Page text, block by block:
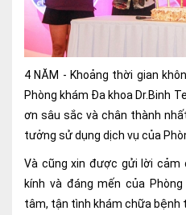
Nội
Ngoại
Sản - Phụ Khoa
Nhi
Mắt
4 NĂM - Khoảng thời gian
Phòng khám Đa khoa Dr.Binh
ơn sâu sắc và chân thành
tưởng sử dụng dịch vụ của
Và cũng xin được gửi lời cảm
kính và đáng mến của
tâm, tận tình khám chữa bệnh